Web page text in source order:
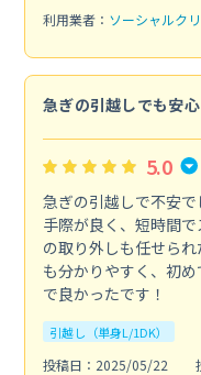
利用業者： ソーシャルク
急ぎの引越しでも安心
5.0
急ぎの引越しで不安
手際が良く、短時間
の取り外しも任せら
も分かりやすく、初
で良かったです！
引越し（単身L/1DK）
投稿日：2025/05/22